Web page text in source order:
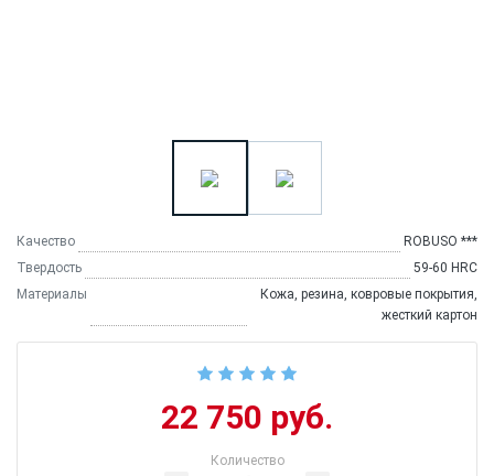
Качество
ROBUSO ***
Твердость
59-60 HRC
Материалы
Кожа, резина, ковровые покрытия,
жесткий картон
22 750 руб.
Количество